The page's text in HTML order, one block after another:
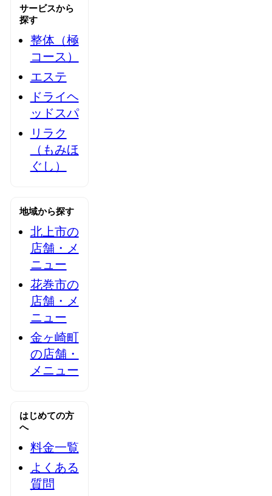
サービスから
探す
整体（極
コース）
エステ
ドライヘ
ッドスパ
リラク
（もみほ
ぐし）
地域から探す
北上市の
店舗・メ
ニュー
花巻市の
店舗・メ
ニュー
金ヶ崎町
の店舗・
メニュー
はじめての方
へ
料金一覧
よくある
質問